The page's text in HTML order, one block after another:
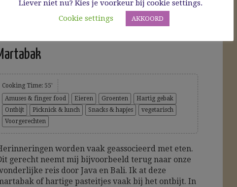
Cooking Time: 55'
Amuses & finger food
Eieren Groenten
Hartig gebak
Ontbijt
Picknick & lunch Snacks & hapjes
vegetarisch
Voorgerechten
worden vaak geassocieerd met eten.
gerecht neemt mij bijvoorbeeld terug naar onze
reis door Java en Bali. Ik at deze
of hartige pasteitjes vaak bij het ontbijt. In
Liever niet nu? Kies je voorkeur bij cookie settings.
Cookie settings
AKKOORD